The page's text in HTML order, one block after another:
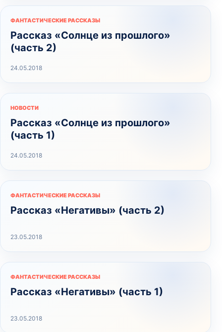
ФАНТАСТИЧЕСКИЕ РАССКАЗЫ
Рассказ «Солнце из прошлого»
(часть 2)
24.05.2018
НОВОСТИ
Рассказ «Солнце из прошлого»
(часть 1)
24.05.2018
ФАНТАСТИЧЕСКИЕ РАССКАЗЫ
Рассказ «Негативы» (часть 2)
23.05.2018
ФАНТАСТИЧЕСКИЕ РАССКАЗЫ
Рассказ «Негативы» (часть 1)
23.05.2018